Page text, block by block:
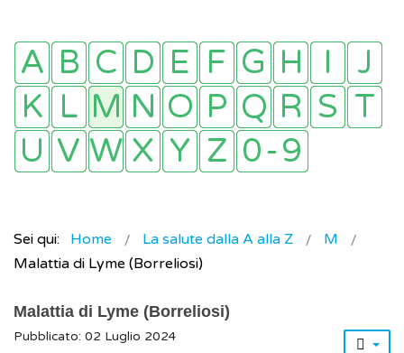
Sei qui: Home La salute dalla A alla Z
M
Malattia di Lyme (Borreliosi)
Malattia di Lyme (Borreliosi)
Pubblicato: 02 Luglio 2024